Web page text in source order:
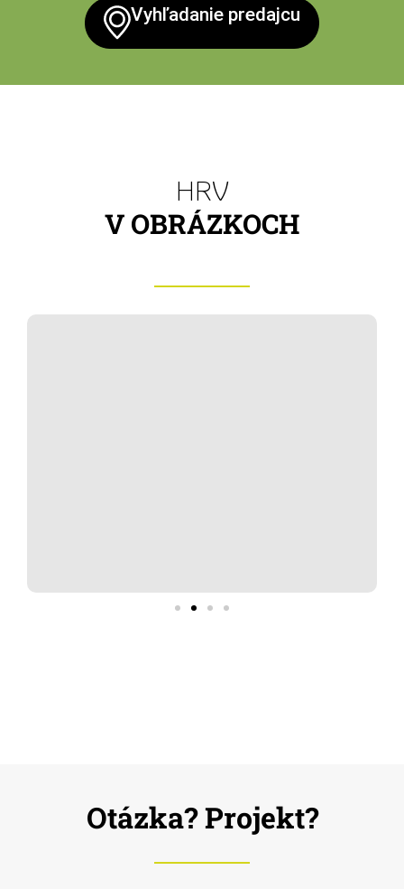
Vyhľadanie predajcu
HRV
V OBRÁZKOCH
Otázka? Projekt?